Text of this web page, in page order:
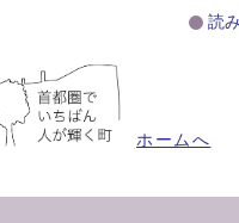
読
ホームへ